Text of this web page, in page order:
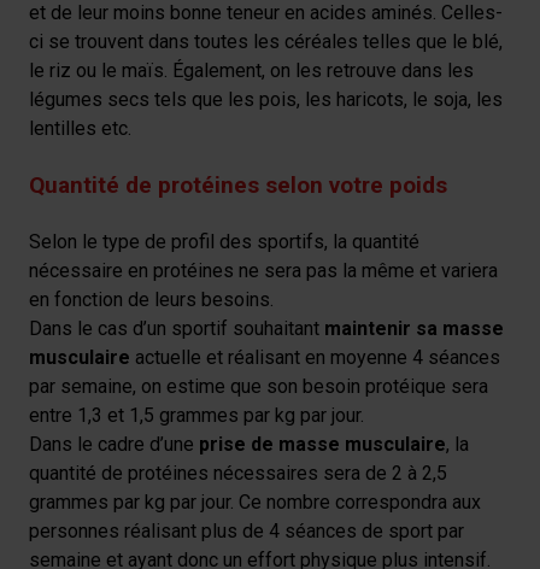
et de leur moins bonne teneur en acides aminés. Celles-
ci se trouvent dans toutes les céréales telles que le blé,
le riz ou le maïs. Également, on les retrouve dans les
légumes secs tels que les pois, les haricots, le soja, les
lentilles etc.
Quantité de protéines selon votre poids
Selon le type de profil des sportifs, la quantité
nécessaire en protéines ne sera pas la même et variera
en fonction de leurs besoins.
Dans le cas d’un sportif souhaitant maintenir sa masse
musculaire actuelle et réalisant en moyenne 4 séances
par semaine, on estime que son besoin protéique sera
entre 1,3 et 1,5 grammes par kg par jour.
Dans le cadre d’une prise de masse musculaire, la
quantité de protéines nécessaires sera de 2 à 2,5
grammes par kg par jour. Ce nombre correspondra aux
personnes réalisant plus de 4 séances de sport par
semaine et ayant donc un effort physique plus intensif.